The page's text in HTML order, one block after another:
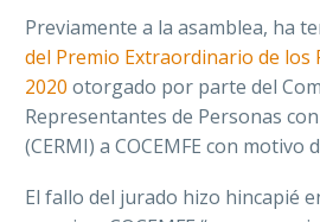
Previamente a la asamblea, ha
del Premio Extraordinario de los
2020 otorgado por parte del
Representantes de Personas
(CERMI) a COCEMFE con motivo
El fallo del jurado hizo hincapié